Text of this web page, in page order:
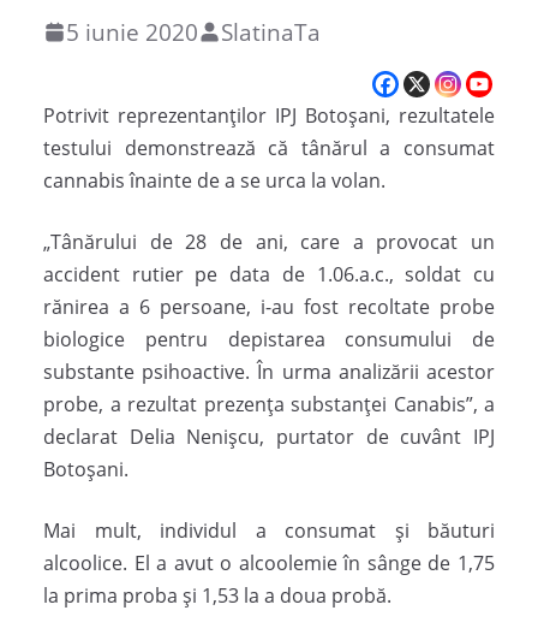
5 iunie 2020 SlatinaTa
Potrivit reprezentanților IPJ Botoșani, rezultatele
testului demonstrează că tânărul a consumat
cannabis înainte de a se urca la volan.
„Tânărului de 28 de ani, care a provocat un
accident rutier pe data de 1.06.a.c., soldat cu
rănirea a 6 persoane, i-au fost recoltate probe
biologice pentru depistarea consumului de
substante psihoactive. În urma analizării acestor
probe, a rezultat prezența substanței Canabis”, a
declarat Delia Nenișcu, purtator de cuvânt IPJ
Botoșani.
Mai mult, individul a consumat și băuturi
alcoolice. El a avut o alcoolemie în sânge de 1,75
la prima proba și 1,53 la a doua probă.